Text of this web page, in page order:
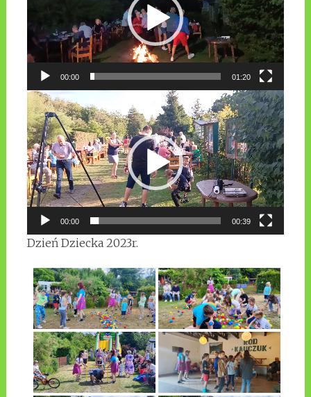
00:00 01:20
Odtwarzacz
video
00:00 00:39
Dzień Dziecka 2023r.